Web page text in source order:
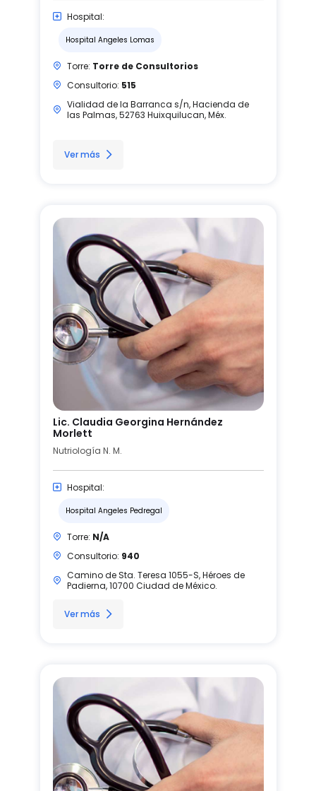
Hospital:
Hospital Angeles Lomas
Torre: Torre de Consultorios
Consultorio: 515
Vialidad de la Barranca s/n, Hacienda de
las Palmas, 52763 Huixquilucan, Méx.
Ver más
Lic. Claudia Georgina Hernández
Morlett
Nutriología N. M.
Hospital:
Hospital Angeles Pedregal
Torre: N/A
Consultorio: 940
Camino de Sta. Teresa 1055-S, Héroes de
Padierna, 10700 Ciudad de México.
Ver más